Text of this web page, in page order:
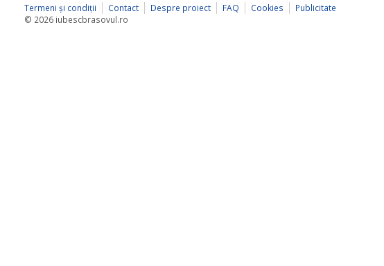
Termeni şi condiţii
Contact Despre proiect FAQ Cookies
Publicitate
© 2026 iubescbrasovul.ro